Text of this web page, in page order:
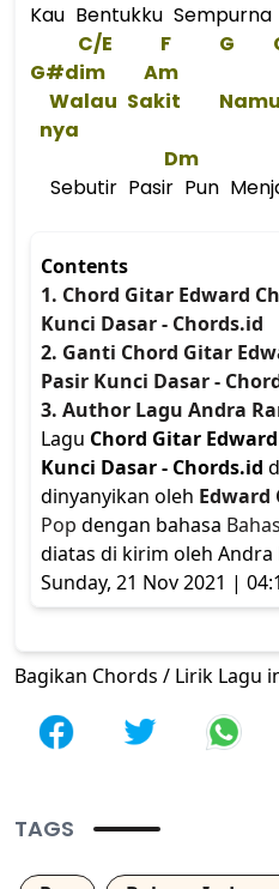
Kau Bentukku
C/E
F G
G#dim Am
Walau Sakit
nya
Dm
Sebutir Pasir Pun
Contents
1. Chord Gitar Edward
Kunci Dasar - Chords.id
2. Ganti Chord Gitar
Pasir Kunci Dasar -
3. Author Lagu Andra
Lagu Chord Gitar
Kunci Dasar - Chords.id
dinyanyikan oleh Edward
Pop dengan bahasa
diatas di kirim oleh Andra
Sunday, 21 Nov 2021 |
Bagikan Chords / Lirik Lagu
TAGS